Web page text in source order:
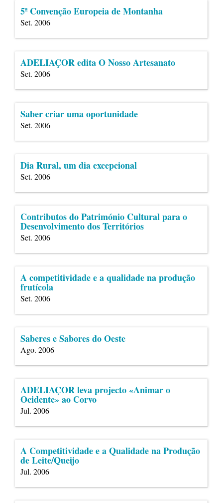
5ª Convenção Europeia de Montanha
Set. 2006
ADELIAÇOR edita O Nosso Artesanato
Set. 2006
Saber criar uma oportunidade
Set. 2006
Dia Rural, um dia excepcional
Set. 2006
Contributos do Património Cultural para o
Desenvolvimento dos Territórios
Set. 2006
A competitividade e a qualidade na produção
frutícola
Set. 2006
Saberes e Sabores do Oeste
Ago. 2006
ADELIAÇOR leva projecto «Animar o
Ocidente» ao Corvo
Jul. 2006
A Competitividade e a Qualidade na Produção
de Leite/Queijo
Jul. 2006